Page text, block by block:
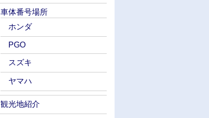
車体番号場所
ホンダ
PGO
スズキ
ヤマハ
観光地紹介